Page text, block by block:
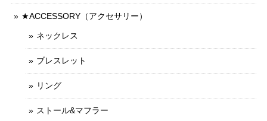
★ACCESSORY（アクセサリー）
ネックレス
ブレスレット
リング
ストール&マフラー